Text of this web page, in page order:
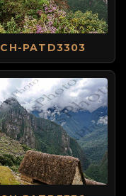
CH-PATD3303